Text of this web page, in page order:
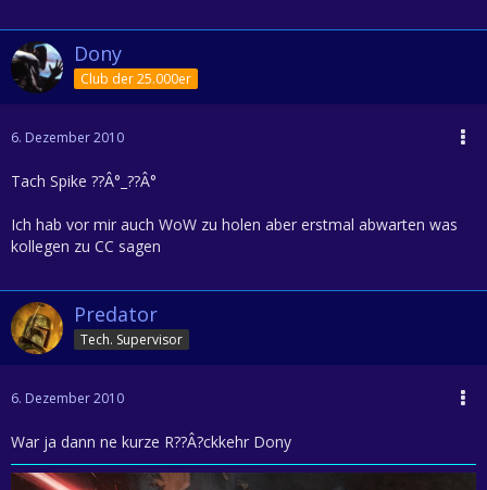
Dony
Club der 25.000er
6. Dezember 2010
Tach Spike ??Â°_??Â°
Ich hab vor mir auch WoW zu holen aber erstmal abwarten was
kollegen zu CC sagen
Predator
Tech. Supervisor
6. Dezember 2010
War ja dann ne kurze R??Â?ckkehr Dony